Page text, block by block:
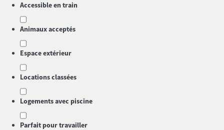
Accessible en train
Animaux acceptés
Espace extérieur
Locations classées
Logements avec piscine
Parfait pour travailler